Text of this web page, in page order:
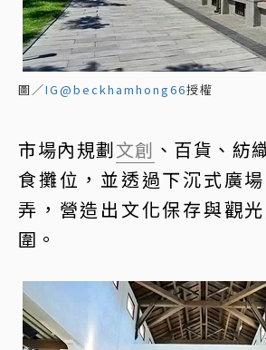
圖／IG@beckhamhong66授權
市場內規劃文創 、百貨、紡
食攤位，並透過下沉式廣
弄，營造出文化保存與觀
圍。